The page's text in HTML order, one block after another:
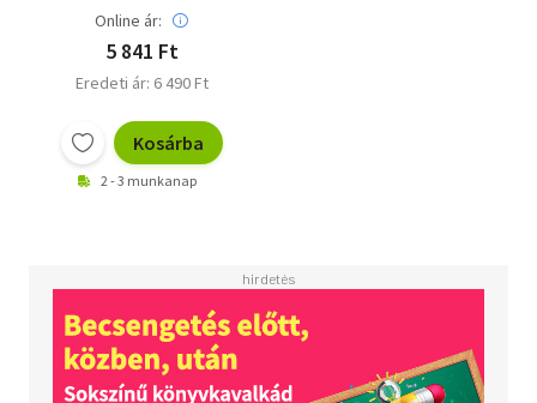
Online ár:
5 841 Ft
Eredeti ár: 6 490 Ft
Kosárba
2 - 3 munkanap